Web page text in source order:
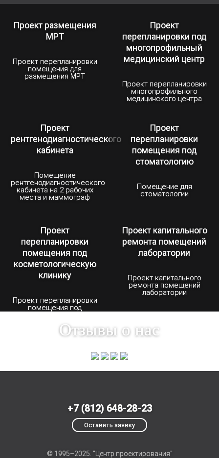
Медучреждения имеют различные
от направления деятельности медцентра. К
примеру, если речь идет о частной клинике
широкого профиля, в которой
предусмотрены палаты для инфекционных
больных, СНиП 31-06-2009 определяет
коридоров, ориентировку окон по сторонам
света и многие другие нюансы.
Соответственно, проектирование
медицинских учреждений выполняется в
строгом соответствии с данными нормами.
согласно СНиП должно размещаться в
комнатах со специальной защитой. Наша
организация многие годы занимается
проектированием поликлиник и готова
предложить современные эффективные
решения в данной области.
Проект размещения
МРТ
Проект перепланировки
помещения для
размещения МРТ
Проект
перепланировки под
многопрофильный
медицинский центр
Проект перепланировки
многопрофильного
медицинского центра
Проект
рентгенодиагностического
кабинета
Помещение
рентгенодиагностического
кабинета на 2 рабочих
места и маммограф
Проект
перепланировки
помещения под
стоматологию
Помещение для
стоматологии
Проект
перепланировки
помещения под
косметологическую
клинику
Проект перепланировки
помещения под
Проект капитального
ремонта помещений
лаборатории
Проект капитального
ремонта помещений
лаборатории
Отзывы о нас
+7 (812) 648-28-23
Оставить заявку
© 1995–2025. "Центр проектирования"